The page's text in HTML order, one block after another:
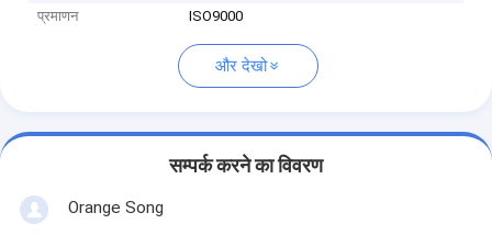
प्रमाणन
ISO9000
और देखो
सम्पर्क करने का विवरण
Orange Song